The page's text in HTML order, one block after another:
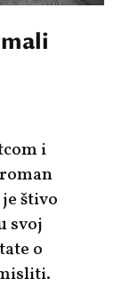
i
štivo
svoj
o